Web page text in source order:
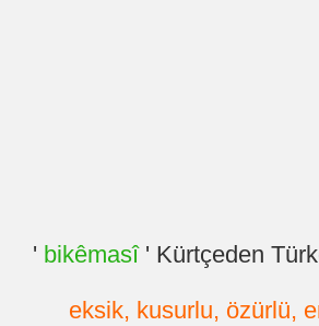
' bikêmasî' Kürtçeden
eksik, kusurlu, özürlü,